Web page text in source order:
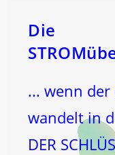
Die
... wenn
wandelt in
DER